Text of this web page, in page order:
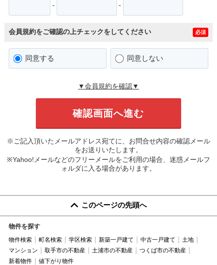
- -
会員規約をご確認の上チェックをしてください 必須
同意する 同意しない
▼会員規約を確認▼
※ご記入頂いたメールアドレス宛てに、お問合せ内容の確認メール
をお送りいたします。
※Yahoo!メールなどのフリーメールをご利用の場合、迷惑メールフ
ォルダに入る場合があります。
このページの先頭へ
物件を探す
物件検索 町名検索 学区検索 新築一戸建て 中古一戸建て
土地
マンション
取手市の不動産 土浦市の不動産
つくば市の不動産
新着物件
値下がり物件